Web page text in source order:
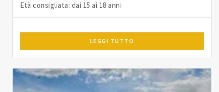
Età consigliata: dai 15 ai 18 anni
LEGGI TUTTO